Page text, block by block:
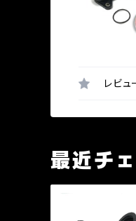
レビュ
最近チ